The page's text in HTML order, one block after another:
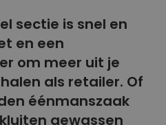
sectie is snel en
en een
om meer uit je
als retailer. Of
éénmanszaak
gewassen